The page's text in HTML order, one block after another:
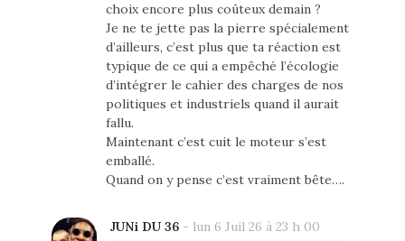
choix encore plus coûteux demain ?
Je ne te jette pas la pierre spécialement
d’ailleurs, c’est plus que ta réaction est
typique de ce qui a empêché l’écologie
d’intégrer le cahier des charges de nos
politiques et industriels quand il aurait
fallu.
Maintenant c’est cuit le moteur s’est
emballé.
Quand on y pense c’est vraiment bête….
JUNi DU 36- lun 6 Juil 26 à 23 h 00